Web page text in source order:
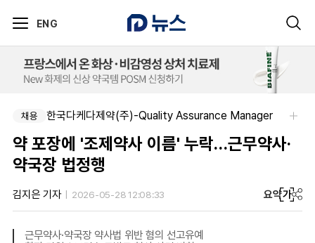
ENG
채용 한국다케다제약(주)-Quality Assurance Manager
약 포장에 '조제약사 이름' 누락…근무약사·
약국장 법정행
김지은 기자 2026-05-28 12:08:33 요약가
근무약사·약국장 약사법 위반 혐의 선고유예